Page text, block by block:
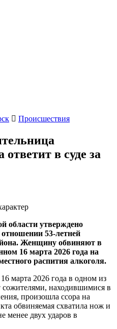
Происшествия
в суде за
области утверждено
53-летней
Женщину обвиняют в
16 марта 2026 года на
распития алкоголя.
марта 2026 года в одном из
находившимися в
произошла ссора на
обвиняемая схватила нож и
менее двух ударов в